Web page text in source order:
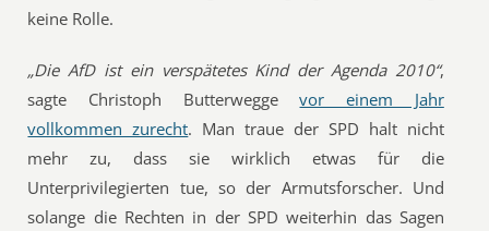
keine Rolle.
„Die AfD ist ein verspätetes Kind der Agenda 2010“,
sagte Christoph Butterweggevor einem Jahr
vollkommen zurecht. Man traue der SPD halt nicht
mehr zu, dass sie wirklich etwas für die
Unterprivilegierten tue, so der Armutsforscher. Und
solange die Rechten in der SPD weiterhin das Sagen